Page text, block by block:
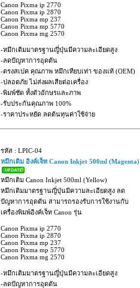
Canon Pixma ip 2770
Canon Pixma ip 2870
Canon Pixma mp 237
Canon Pixma mp 5770
Canon Pixma mg 2570
-หมึกเติมมาตรฐานญี่ปุ่นมีความละเอียดสูง
-ลดปัญหาการอุดตัน
-ตรงสเปค คุณภาพ หมึกเทียบเท่า ของแท้ (OEM)
-ปลอดภัย ไม่ส่งผลเสียต่อเครื่อง
-พิมพ์ชัด ทั้งตัวอักษรและภาพ
-รับประกันคุณภาพ 100%
-ราคาประหยัด ลดต้นทุนค่าใช้จ่าย
รหัส : LPIC-04
หมึกเติม อิงค์เจ็ท Canon Inkjet 500ml (Magenta)
หมึกเติม Canon Inkjet 500ml (Yellow)
หมึกเติมมาตรฐานญี่ปุ่นมีความละเอียดสูง ลด
ปัญหาการอุดตัน สามารถรองรับการใช้งานกับ
เครื่องพิมพ์อิงค์เจ็ท Canon รุ่น
Canon Pixma ip 2770
Canon Pixma ip 2870
Canon Pixma mp 237
Canon Pixma mp 5770
Canon Pixma mg 2570
-หมึกเติมมาตรฐานญี่ปุ่นมีความละเอียดสูง
-ลดปัญหาการอุดตัน